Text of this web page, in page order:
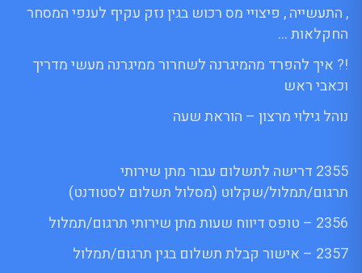
, התעשייה , פיצויי מס רכוש בגין נזק עקיף לענפי המסחר
החקלאות …
!? איך להפרד מהמיגרנה לשחרור ממיגרנה מעשי מדריך
וכאבי ראש
נוהל גילוי מרצון – הוראת שעה
2355 דרישה לתשלום עבור מתן שירותי
תרגום/תמלול/שקלוט (מסלול תשלום לסטודנט)
2356 – טופס דיווח שעות מתן שירותי תרגום/תמלול
2357 – אישור קבלת תשלום בגין תרגום/תמלול